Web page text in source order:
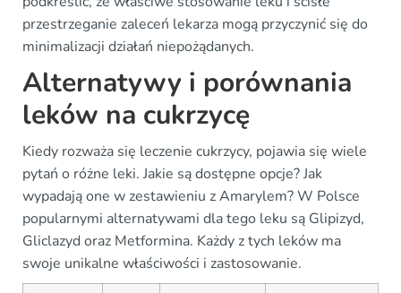
przestrzeganie zaleceń lekarza mogą przyczynić się do
minimalizacji działań niepożądanych.
Alternatywy i porównania
leków na cukrzycę
Kiedy rozważa się leczenie cukrzycy, pojawia się wiele
pytań o różne leki. Jakie są dostępne opcje? Jak
wypadają one w zestawieniu z Amarylem? W Polsce
popularnymi alternatywami dla tego leku są Glipizyd,
Gliclazyd oraz Metformina. Każdy z tych leków ma
swoje unikalne właściwości i zastosowanie.